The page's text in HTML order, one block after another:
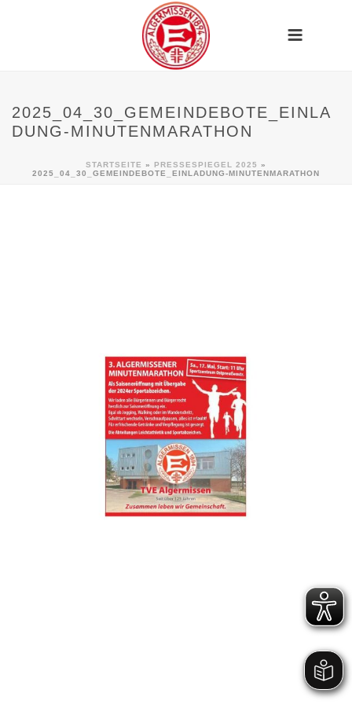
2025_04_30_GEMEINDEBOTE_EINLA
DUNG-MINUTENMARATHON
STARTSEITE » PRESSESPIEGEL 2025 »
2025_04_30_GEMEINDEBOTE_EINLADUNG-MINUTENMARATHON